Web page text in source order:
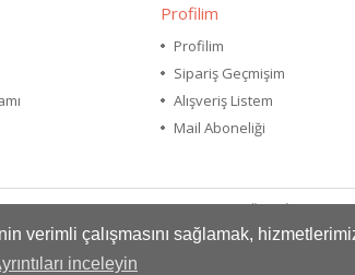
verimli çalışmasını sağlamak,
inceleyin
Profilim
Profilim
Sipariş Geçmişim
Alışveriş Listem
Mail Aboneliği
Hediye Çeki Markalar Ürün İadesi
Espower Bilişim © 2026